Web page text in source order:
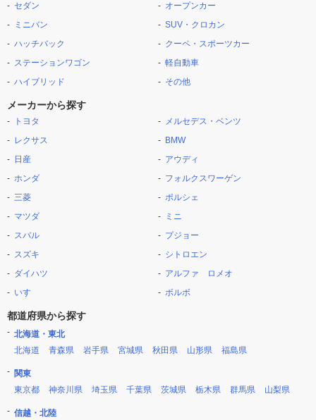
セダン
ミニバン
ハッチバック
ステーションワゴン
ハイブリッド
オープンカー
SUV・クロカン
クーペ・スポーツカー
軽自動車
その他
メーカーから探す
トヨタ
レクサス
日産
ホンダ
三菱
マツダ
スバル
スズキ
ダイハツ
いすゞ
メルセデス・ベンツ
BMW
アウディ
フォルクスワーゲン
ポルシェ
ミニ
プジョー
シトロエン
アルファ ロメオ
ボルボ
都道府県から探す
北海道・東北
北海道
青森県 岩手県 宮城県 秋田県 山形県 福島県
関東
東京都
神奈川県 埼玉県 千葉県 茨城県 栃木県 群馬県 山梨県
信越・北陸